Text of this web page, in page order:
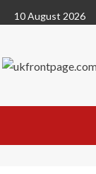
10 August 2026